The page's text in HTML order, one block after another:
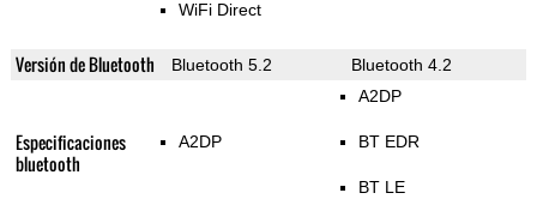
WiFi Direct
Versión de Bluetooth Bluetooth 5.2 Bluetooth 4.2
Especificaciones
bluetooth
A2DP
A2DP
BT EDR
BT LE